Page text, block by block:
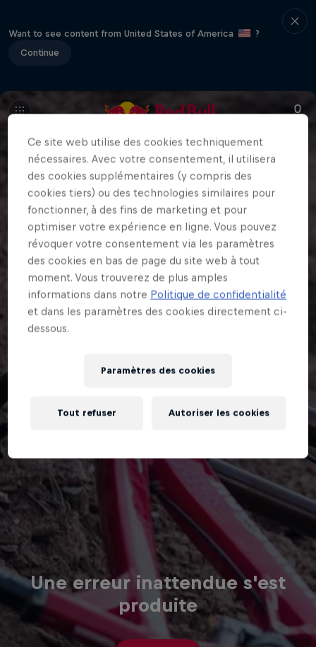
Want to see content from United States of America
?
Continue
Une erreur inattendue s'est
produite
Ce site web utilise des cookies techniquement
nécessaires. Avec votre consentement, il utilisera
des cookies supplémentaires (y compris des
cookies tiers) ou des technologies similaires pour
fonctionner, à des fins de marketing et pour
optimiser votre expérience en ligne. Vous pouvez
révoquer votre consentement via les paramètres
des cookies en bas de page du site web à tout
moment. Vous trouverez de plus amples
informations dans notre Politique de confidentialité
et dans les paramètres des cookies directement ci-
dessous.
Paramètres des cookies
Tout refuser Autoriser les cookies